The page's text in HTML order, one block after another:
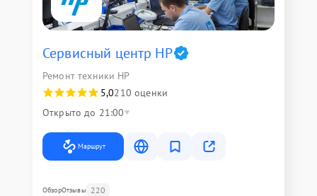
Сервисный центр HP
Ремонт техники HP
5,0210 оценки
Открыто до 21:00
Маршрут
ОбзорОтзывы 220